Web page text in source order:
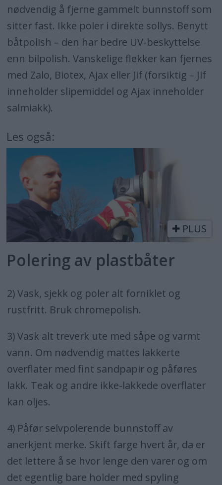
nødvendig å fjerne gammelt bunnstoff som
sitter fast. Ikke poler i direkte sollys. Benytt
båtpolish – den har bedre UV-beskyttelse
enn bilpolish. Vanskelige flekker kan fjernes
med Zalo, Biotex, Ajax eller Jif (forsiktig – Jif
inneholder slipemiddel og Ajax inneholder
salmiakk).
Les også:
PLUS
Polering av plastbåter
2) Vask, sjekk og poler alt forniklet og
rustfritt. Bruk chromepolish.
3) Vask alt treverk ute med såpe og varmt
vann. Om nødvendig mattes lakkerte
overflater med fint sandpapir og påføres
lakk. Teak og andre ikke-lakkede overflater
kan oljes.
4) Påfør selvpolerende bunnstoff av
anerkjent merke. Skift farge hvert år, da er
det lettere å se hvor lenge den varer og om
det egentlig bare holder med spyling